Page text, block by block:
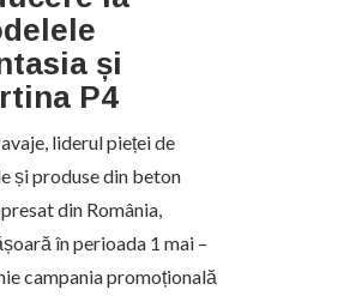
și
P4
liderul pieței de
și produse din beton
din România,
în perioada 1 mai –
campania promoțională